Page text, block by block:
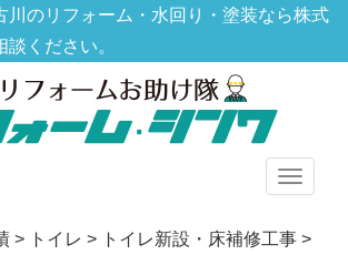
川のリフォーム・水回り・塗装なら株式
ください。
グ
ー
> トイレ > トイレ新設・床補修工事 >